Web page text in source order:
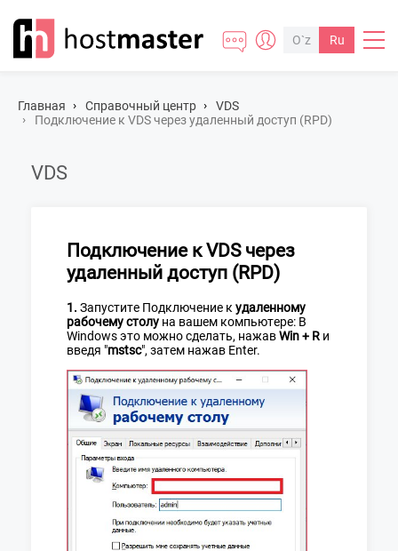
O`z Ru
Главная Cправочный центр
VDS
Подключение к VDS через удаленный доступ (RPD)
VDS
Подключение к VDS через
удаленный доступ (RPD)
1. Запустите Подключение к удаленному
рабочему столу на вашем компьютере: В
Windows это можно сделать, нажавWin + R и
введя "mstsc", затем нажав Enter.